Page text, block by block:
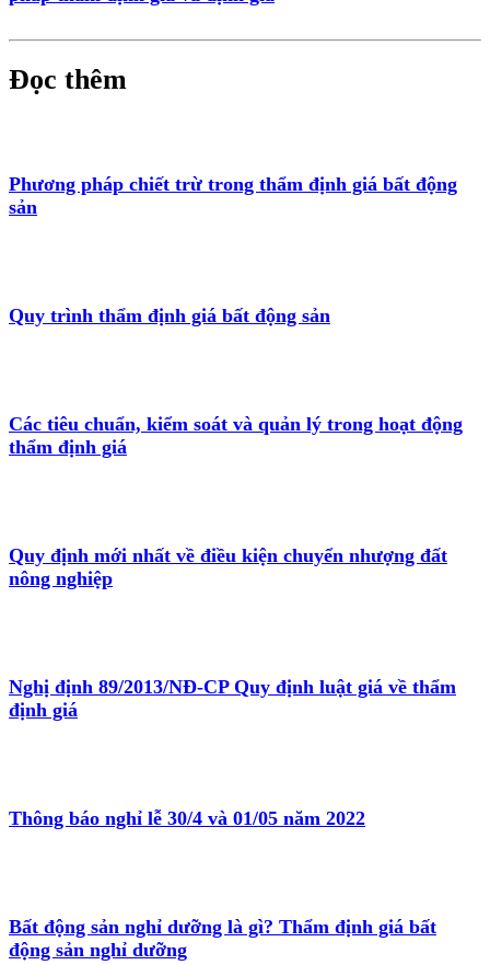
Đọc thêm
Phương pháp chiết trừ trong thẩm định giá bất động
sản
Quy trình thẩm định giá bất động sản
Các tiêu chuẩn, kiểm soát và quản lý trong hoạt động
thẩm định giá
Quy định mới nhất về điều kiện chuyển nhượng đất
nông nghiệp
Nghị định 89/2013/NĐ-CP Quy định luật giá về thẩm
định giá
Thông báo nghỉ lễ 30/4 và 01/05 năm 2022
Bất động sản nghỉ dưỡng là gì? Thẩm định giá bất
động sản nghỉ dưỡng